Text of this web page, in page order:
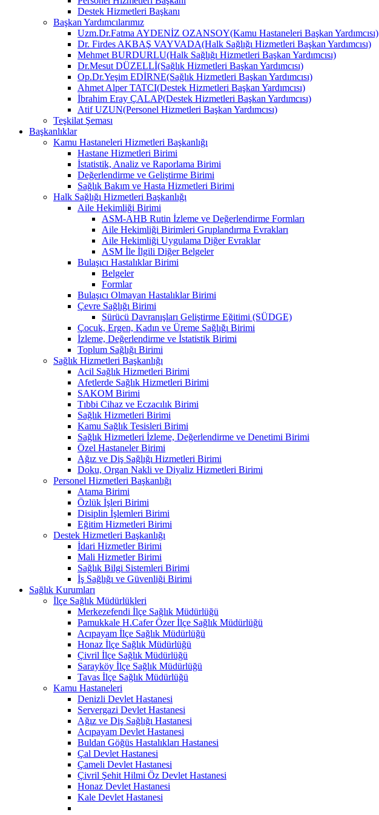
Destek Hizmetleri Başkanı
Başkan Yardımcılarımız
Uzm.Dr.Fatma AYDENİZ OZANSOY(Kamu Hastaneleri Başkan Yardımcısı)
Dr. Firdes AKBAŞ VAYVADA(Halk Sağlığı Hizmetleri Başkan Yardımcısı)
Mehmet BURDURLU(Halk Sağlığı Hizmetleri Başkan Yardımcısı)
Dr.Mesut DÜZELLİ(Sağlık Hizmetleri Başkan Yardımcısı)
Op.Dr.Yeşim EDİRNE(Sağlık Hizmetleri Başkan Yardımcısı)
Ahmet Alper TATCI(Destek Hizmetleri Başkan Yardımcısı)
İbrahim Eray ÇALAP(Destek Hizmetleri Başkan Yardımcısı)
Atif UZUN(Personel Hizmetleri Başkan Yardımcısı)
Teşkilat Şeması
Başkanlıklar
Kamu Hastaneleri Hizmetleri Başkanlığı
Hastane Hizmetleri Birimi
İstatistik, Analiz ve Raporlama Birimi
Değerlendirme ve Geliştirme Birimi
Sağlık Bakım ve Hasta Hizmetleri Birimi
Halk Sağlığı Hizmetleri Başkanlığı
Aile Hekimliği Birimi
ASM-AHB Rutin İzleme ve Değerlendirme Formları
Aile Hekimliği Birimleri Gruplandırma Evrakları
Aile Hekimliği Uygulama Diğer Evraklar
ASM İle İlgili Diğer Belgeler
Bulaşıcı Hastalıklar Birimi
Belgeler
Formlar
Bulaşıcı Olmayan Hastalıklar Birimi
Çevre Sağlığı Birimi
Sürücü Davranışları Geliştirme Eğitimi (SÜDGE)
Çocuk, Ergen, Kadın ve Üreme Sağlığı Birimi
İzleme, Değerlendirme ve İstatistik Birimi
Toplum Sağlığı Birimi
Sağlık Hizmetleri Başkanlığı
Acil Sağlık Hizmetleri Birimi
Afetlerde Sağlık Hizmetleri Birimi
SAKOM Birimi
Tıbbi Cihaz ve Eczacılık Birimi
Sağlık Hizmetleri Birimi
Kamu Sağlık Tesisleri Birimi
Sağlık Hizmetleri İzleme, Değerlendirme ve Denetimi Birimi
Özel Hastaneler Birimi
Ağız ve Diş Sağlığı Hizmetleri Birimi
Doku, Organ Nakli ve Diyaliz Hizmetleri Birimi
Personel Hizmetleri Başkanlığı
Atama Birimi
Özlük İşleri Birimi
Disiplin İşlemleri Birimi
Eğitim Hizmetleri Birimi
Destek Hizmetleri Başkanlığı
İdari Hizmetler Birimi
Mali Hizmetler Birimi
Sağlık Bilgi Sistemleri Birimi
İş Sağlığı ve Güvenliği Birimi
Sağlık Kurumları
İlçe Sağlık Müdürlükleri
Merkezefendi İlçe Sağlık Müdürlüğü
Pamukkale H.Cafer Özer İlçe Sağlık Müdürlüğü
Acıpayam İlçe Sağlık Müdürlüğü
Honaz İlçe Sağlık Müdürlüğü
Çivril İlçe Sağlık Müdürlüğü
Sarayköy İlçe Sağlık Müdürlüğü
Tavas İlçe Sağlık Müdürlüğü
Kamu Hastaneleri
Denizli Devlet Hastanesi
Servergazi Devlet Hastanesi
Ağız ve Diş Sağlığı Hastanesi
Acıpayam Devlet Hastanesi
Buldan Göğüs Hastalıkları Hastanesi
Çal Devlet Hastanesi
Çameli Devlet Hastanesi
Çivril Şehit Hilmi Öz Devlet Hastanesi
Honaz Devlet Hastanesi
Kale Devlet Hastanesi